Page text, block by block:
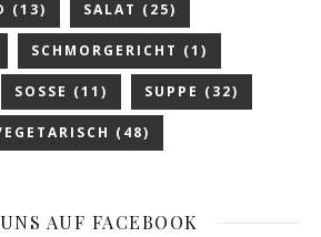
(13) SALAT (25)
SCHMORGERICHT (1)
SOSSE (11) SUPPE (32)
(48)
AUF FACEBOOK